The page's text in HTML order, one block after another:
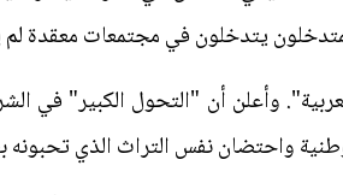
المتدخلون يتدخلون في مجتمعات
وأعلن أن "التحول الكبير" في
واحتضان نفس التراث الذي